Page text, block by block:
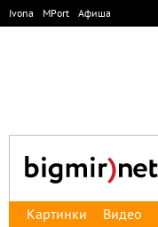
Ivona MPort Афиша
Картинки Видео